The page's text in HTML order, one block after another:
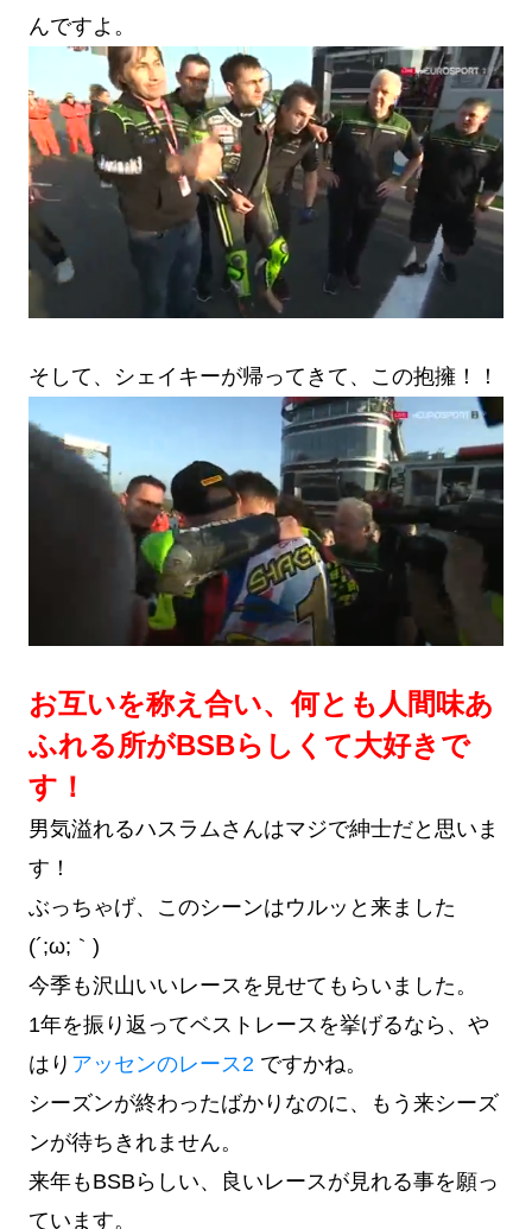
んですよ。
そして、シェイキーが帰ってきて、この抱擁！！
お互いを称え合い、何とも人間味あ
ふれる所がBSBらしくて大好きで
す！
男気溢れるハスラムさんはマジで紳士だと思いま
す！
ぶっちゃげ、このシーンはウルッと来ました
(´;ω;｀)
今季も沢山いいレースを見せてもらいました。
1年を振り返ってベストレースを挙げるなら、や
はり アッセンのレース2 ですかね。
シーズンが終わったばかりなのに、もう来シーズ
ンが待ちきれません。
来年もBSBらしい、良いレースが見れる事を願っ
ています。